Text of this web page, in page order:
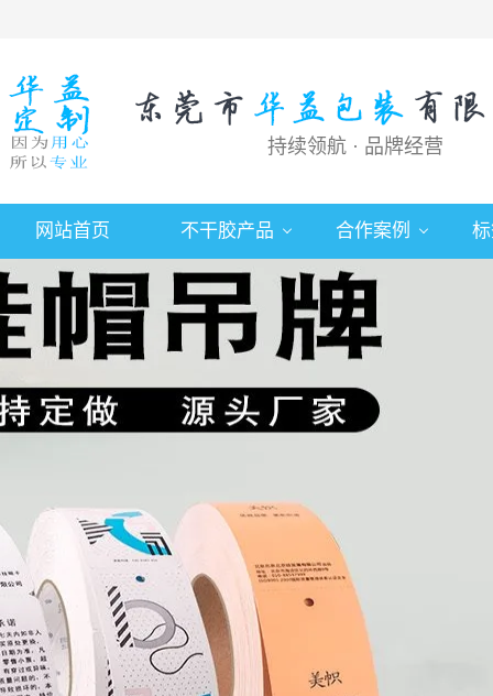
持续领航 · 品牌经营
网站首页 不干胶产品 合作案例